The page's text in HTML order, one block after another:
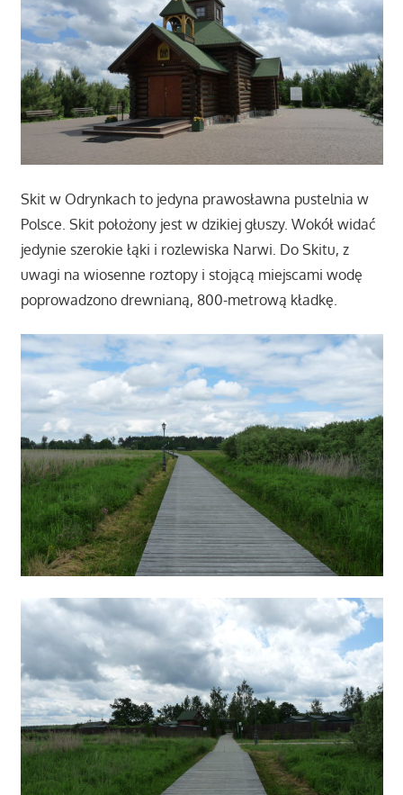
Skit w Odrynkach to jedyna prawosławna pustelnia w
Polsce. Skit położony jest w dzikiej głuszy. Wokół widać
jedynie szerokie łąki i rozlewiska Narwi. Do Skitu, z
uwagi na wiosenne roztopy i stojącą miejscami wodę
poprowadzono drewnianą, 800-metrową kładkę.